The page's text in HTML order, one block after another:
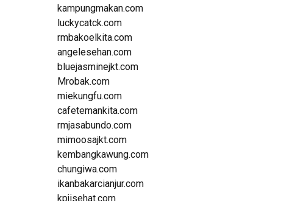
kampungmakan.com
luckycatck.com
rmbakoelkita.com
angelesehan.com
bluejasminejkt.com
Mrobak.com
miekungfu.com
cafetemankita.com
rmjasabundo.com
mimoosajkt.com
kembangkawung.com
chungiwa.com
ikanbakarcianjur.com
kpjisehat.com